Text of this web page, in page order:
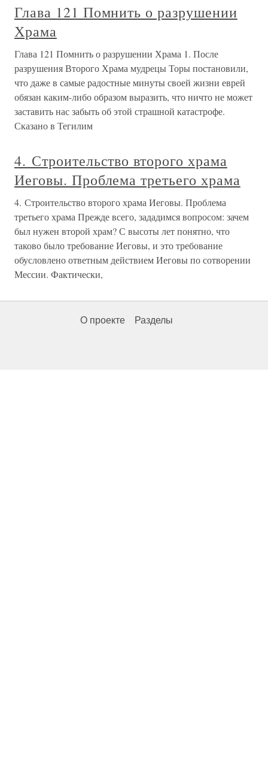
Глава 121 Помнить о разрушении
Храма
Глава 121 Помнить о разрушении Храма 1. После
разрушения Второго Храма мудрецы Торы постановили,
что даже в самые радостные минуты своей жизни еврей
обязан каким-либо образом выразить, что ничто не может
заставить нас забыть об этой страшной катастрофе.
Сказано в Тегилим
4. Строительство второго храма
Иеговы. Проблема третьего храма
4. Строительство второго храма Иеговы. Проблема
третьего храма Прежде всего, зададимся вопросом: зачем
был нужен второй храм? С высоты лет понятно, что
таково было требование Иеговы, и это требование
обусловлено ответным действием Иеговы по сотворении
Мессии. Фактически,
О проекте Разделы